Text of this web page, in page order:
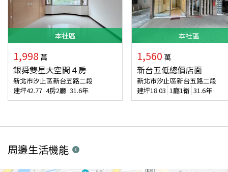
本社區
1,998 萬
銀舜雙星大空間４房
新北市汐止區新台五路二段
建坪42.77 4房2廳 31.6年
本社區
1,560 萬
新台五低總價店面
新北市汐止區新台五路二段
建坪18.03 1廳1衛 31.6年
周邊生活機能